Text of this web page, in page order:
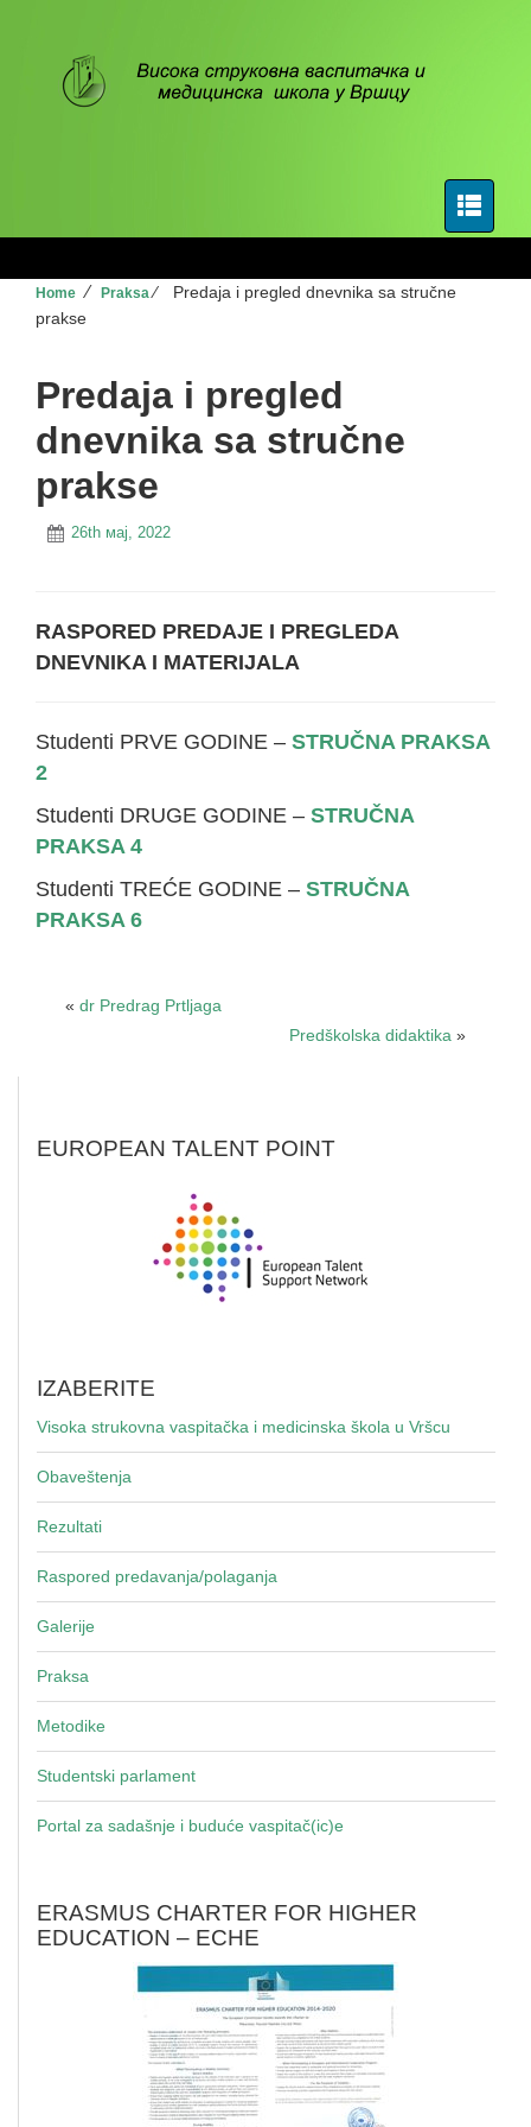
Home ⁄ Praksa⁄
Predaja i pregled dnevnika sa stručne
prakse
Predaja i pregled
dnevnika sa stručne
prakse
26th мај, 2022
RASPORED PREDAJE I PREGLEDA
DNEVNIKA I MATERIJALA
Studenti PRVE GODINE – STRUČNA PRAKSA
2
Studenti DRUGE GODINE – STRUČNA
PRAKSA 4
Studenti TREĆE GODINE – STRUČNA
PRAKSA 6
« dr Predrag Prtljaga
Predškolska didaktika »
EUROPEAN TALENT POINT
IZABERITE
Visoka strukovna vaspitačka i medicinska škola u Vršcu
Obaveštenja
Rezultati
Raspored predavanja/polaganja
Galerije
Praksa
Metodike
Studentski parlament
Portal za sadašnje i buduće vaspitač(ic)e
ERASMUS CHARTER FOR HIGHER
EDUCATION – ECHE